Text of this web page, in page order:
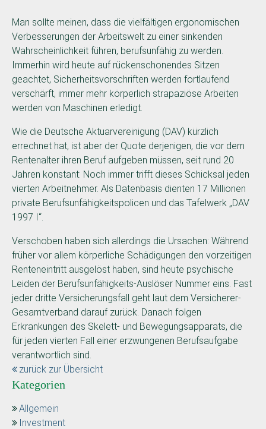
Man sollte meinen, dass die vielfältigen ergonomischen
Verbesserungen der Arbeitswelt zu einer sinkenden
Wahrscheinlichkeit führen, berufsunfähig zu werden.
Immerhin wird heute auf rückenschonendes Sitzen
geachtet, Sicherheitsvorschriften werden fortlaufend
verschärft, immer mehr körperlich strapaziöse Arbeiten
werden von Maschinen erledigt.
Wie die Deutsche Aktuarvereinigung (DAV) kürzlich
errechnet hat, ist aber der Quote derjenigen, die vor dem
Rentenalter ihren Beruf aufgeben müssen, seit rund 20
Jahren konstant: Noch immer trifft dieses Schicksal jeden
vierten Arbeitnehmer. Als Datenbasis dienten 17 Millionen
private Berufsunfähigkeitspolicen und das Tafelwerk „DAV
1997 I“.
Verschoben haben sich allerdings die Ursachen: Während
früher vor allem körperliche Schädigungen den vorzeitigen
Renteneintritt ausgelöst haben, sind heute psychische
Leiden der Berufsunfähigkeits-Auslöser Nummer eins. Fast
jeder dritte Versicherungsfall geht laut dem Versicherer-
Gesamtverband darauf zurück. Danach folgen
Erkrankungen des Skelett- und Bewegungsapparats, die
für jeden vierten Fall einer erzwungenen Berufsaufgabe
verantwortlich sind.
zurück zur Übersicht
Kategorien
Allgemein
Investment